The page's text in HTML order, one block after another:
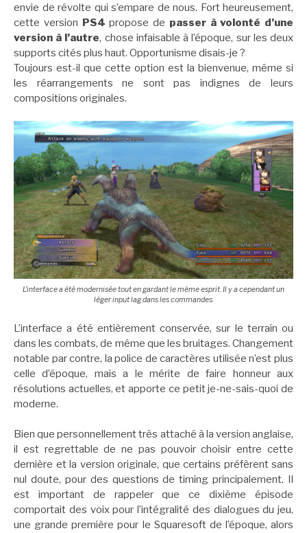
envie de révolte qui s’empare de nous. Fort heureusement,
cette version PS4 propose de passer à volonté d’une
version à l’autre, chose infaisable à l’époque, sur les deux
supports cités plus haut. Opportunisme disais-je ?
Toujours est-il que cette option est la bienvenue, même si
les réarrangements ne sont pas indignes de leurs
compositions originales.
L’interface a été modernisée tout en gardant le même esprit. Il y a cependant un
léger input lag dans les commandes.
L’interface a été entièrement conservée, sur le terrain ou
dans les combats, de même que les bruitages. Changement
notable par contre, la police de caractères utilisée n’est plus
celle d’époque, mais a le mérite de faire honneur aux
résolutions actuelles, et apporte ce petit je-ne-sais-quoi de
moderne.
Bien que personnellement très attaché à la version anglaise,
il est regrettable de ne pas pouvoir choisir entre cette
dernière et la version originale, que certains préfèrent sans
nul doute, pour des questions de timing principalement. Il
est important de rappeler que ce dixième épisode
comportait des voix pour l’intégralité des dialogues du jeu,
une grande première pour le Squaresoft de l’époque, alors